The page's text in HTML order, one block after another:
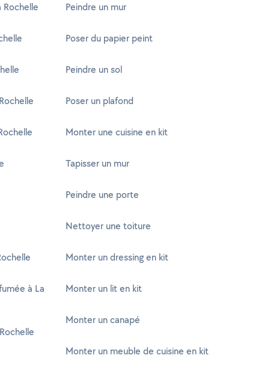
Rochelle
à La
Peindre un mur
Poser du papier peint
Peindre un sol
Poser un plafond
Monter une cuisine en kit
Tapisser un mur
Peindre une porte
Nettoyer une toiture
Monter un dressing en kit
Monter un lit en kit
Monter un canapé
Monter un meuble de cuisine en kit